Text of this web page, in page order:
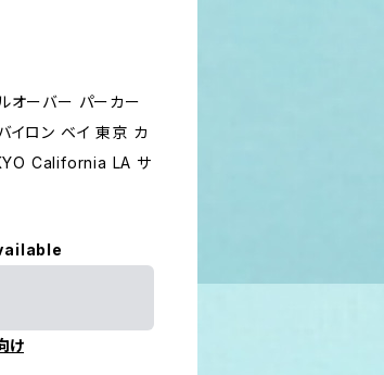
オーバー パーカー
イロン ベイ 東京 カ
California LA サ
け